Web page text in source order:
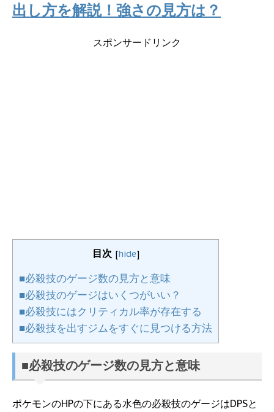
出し方を解説！強さの見方は？
スポンサードリンク
目次 [hide]
■必殺技のゲージ数の見方と意味
■必殺技のゲージはいくつがいい？
■必殺技にはクリティカル率が存在する
■必殺技を出すジムをすぐに見つける方法
■必殺技のゲージ数の見方と意味
ポケモンのHPの下にある水色の必殺技のゲージはDPSと